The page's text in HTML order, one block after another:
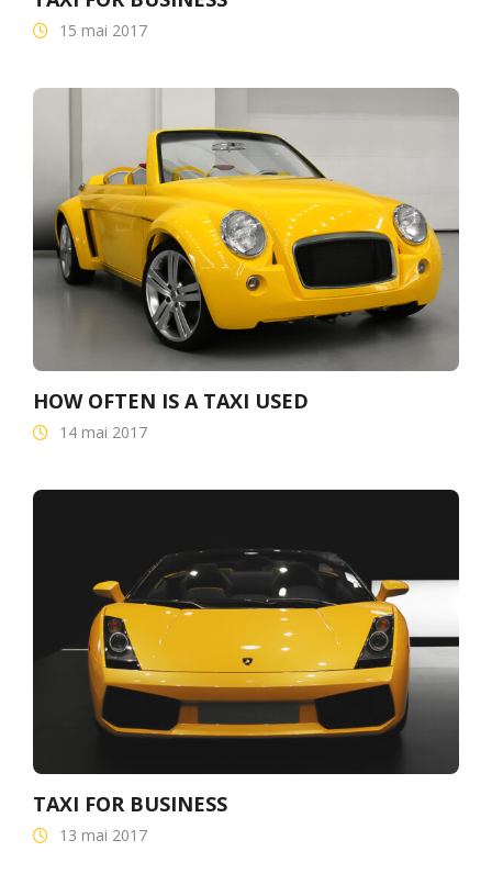
15 mai 2017
HOW OFTEN IS A TAXI USED
14 mai 2017
TAXI FOR BUSINESS
13 mai 2017